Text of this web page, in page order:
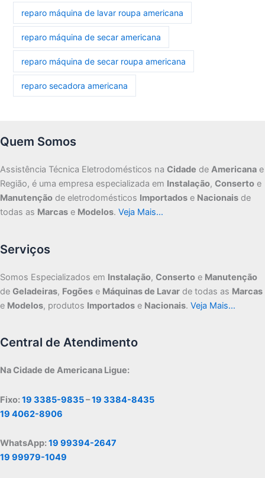
reparo máquina de lavar roupa americana
reparo máquina de secar americana
reparo máquina de secar roupa americana
reparo secadora americana
Quem Somos
Assistência Técnica Eletrodomésticos na Cidade de Americana e
Região, é uma empresa especializada em Instalação, Conserto e
Manutenção de eletrodomésticos Importados e Nacionais de
todas as Marcas e Modelos. Veja Mais…
Serviços
Somos Especializados em Instalação, Conserto e Manutenção
de Geladeiras, Fogões e Máquinas de Lavar de todas as Marcas
e Modelos, produtos Importados e Nacionais. Veja Mais…
Central de Atendimento
Na Cidade de Americana Ligue:
Fixo:19 3385-9835–19 3384-8435
19 4062-8906
WhatsApp:19 99394-2647
19 99979-1049